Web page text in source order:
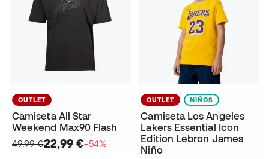
OUTLET
Camiseta All Star
Weekend Max90 Flash
49,99 €22,99 €−54%
OUTLET NIÑOS
Camiseta Los Angeles
Lakers Essential Icon
Edition Lebron James
Niño